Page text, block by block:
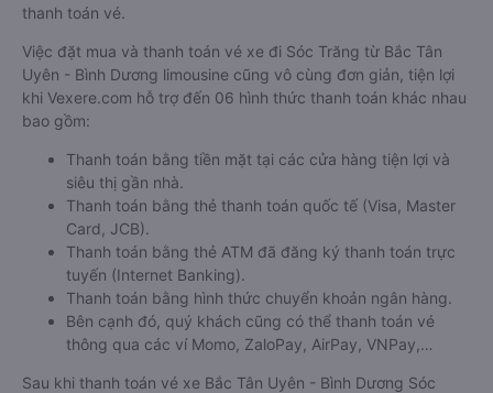
thanh toán vé.
Việc đặt mua và thanh toán vé xe đi Sóc Trăng từ Bắc Tân
Uyên - Bình Dương limousine cũng vô cùng đơn giản, tiện lợi
khi Vexere.com hỗ trợ đến 06 hình thức thanh toán khác nhau
bao gồm:
Thanh toán bằng tiền mặt tại các cửa hàng tiện lợi và
siêu thị gần nhà.
Thanh toán bằng thẻ thanh toán quốc tế (Visa, Master
Card, JCB).
Thanh toán bằng thẻ ATM đã đăng ký thanh toán trực
tuyến (Internet Banking).
Thanh toán bằng hình thức chuyển khoản ngân hàng.
Bên cạnh đó, quý khách cũng có thể thanh toán vé
thông qua các ví Momo, ZaloPay, AirPay, VNPay,…
Sau khi thanh toán vé xe Bắc Tân Uyên - Bình Dương Sóc